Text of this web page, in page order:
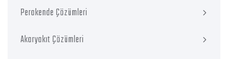
Perakende Çözümleri
Akaryakıt Çözümleri